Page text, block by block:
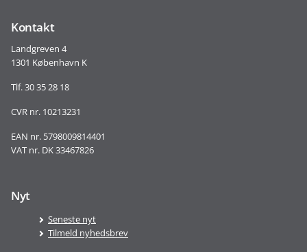
Kontakt
Landgreven 4
1301 København K
Tlf. 30 35 28 18
CVR nr. 10213231
EAN nr. 5798009814401
VAT nr. DK 33467826
Nyt
Seneste nyt
Tilmeld nyhedsbrev